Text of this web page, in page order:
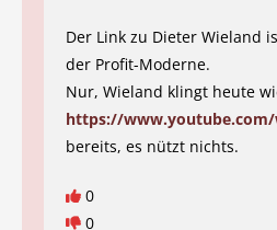
Der Link zu Dieter Wieland
der Profit-Moderne.
Nur, Wieland klingt heute
https://www.youtube.com/
bereits, es nützt nichts.
0
0